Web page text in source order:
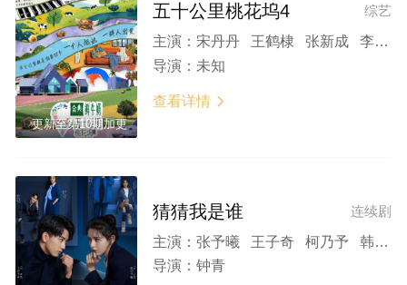
更新至第10期加更
综艺
五十公里桃花坞4
主演： 宋丹丹 王鹤棣 张新成 李雪琴 徐志胜 汪苏泷 孟子义 吉娜·爱丽丝 王星越 单依纯 王子奇 董璇 沈月
导演： 未知
查看详情 
连续剧
猜猜我是谁
主演： 张予曦 王子奇 柯乃予 韩东霖 王家茵 刘哲珲 王千果 莫小奇 郑玉 贺鹏 杨超然 李京沐 江鹏 刘潺 金珈 杨冬麒
导演： 钟青